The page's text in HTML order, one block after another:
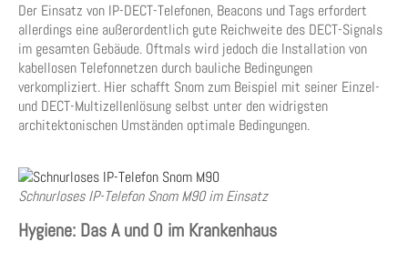
Der Einsatz von IP-DECT-Telefonen, Beacons und Tags erfordert
allerdings eine außerordentlich gute Reichweite des DECT-Signals
im gesamten Gebäude. Oftmals wird jedoch die Installation von
kabellosen Telefonnetzen durch bauliche Bedingungen
verkompliziert. Hier schafft Snom zum Beispiel mit seiner Einzel-
und DECT-Multizellenlösung selbst unter den widrigsten
architektonischen Umständen optimale Bedingungen.
Schnurloses IP-Telefon Snom M90 im Einsatz
Hygiene: Das A und O im Krankenhaus